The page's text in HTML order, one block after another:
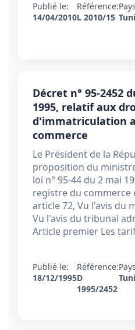
Publié le:
14/04/2010
Référence:
L 2010/15
Décret n° 95-2452
1995, relatif aux
d'immatriculation
commerce
Le Président de la
proposition du
loi n° 95-44 du 2 mai
registre du
article 72, Vu l'avis du
Vu l'avis du tribunal
Article premier Les
Publié le:
18/12/1995
Référence:
D
1995/2452